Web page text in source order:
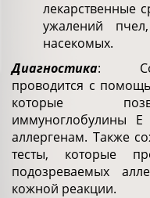
лекарственные
ужалений
насекомых.
Диагностика:
проводится с
которые
иммуноглобулины
аллергенам. Также
тесты, которые
подозреваемых
кожной реакции.